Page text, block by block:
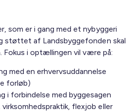
som er i gang med et nybyggeri
støttet af Landsbyggefonden skal
Fokus i optællingen vil være på:
med en erhvervsuddannelse
forløb)
i forbindelse med byggesagen
flexjob eller